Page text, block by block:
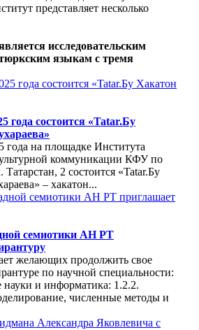
представляет несколько
исследовательским
языкам с тремя
года состоится «Tatar.Бу
года на площадке Института
коммуникации КФУ по
Татарстан, 2 состоится «Tatar.Бу
– хакатон...
семиотики АН РТ
желающих продолжить свое
по научной специальности:
и информатика: 1.2.2.
численные методы и